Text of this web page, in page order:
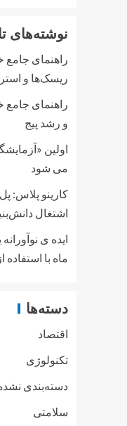
نوشته‌های
راهنمای جامع
ریسک‌ها و
راهنمای جامع
و رشد پیج
اولین
می شود
کارینو پلاس:
اشتغال
ایده ی
ماه با استفاده
دسته‌ها
اقتصاد
تکنولوژی
دسته‌بندی
سلامتی